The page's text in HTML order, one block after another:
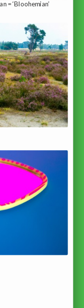
= ‘Bloohemian’